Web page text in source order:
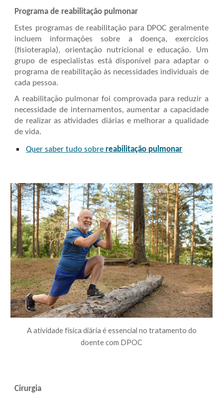
Programa de reabilitação pulmonar
Estes programas de reabilitação para DPOC geralmente
incluem informações sobre a doença, exercícios
(fisioterapia), orientação nutricional e educação. Um
grupo de especialistas está disponível para adaptar o
programa de reabilitação às necessidades individuais de
cada pessoa.
A reabilitação pulmonar foi comprovada para reduzir a
necessidade de internamentos, aumentar a capacidade
de realizar as atividades diárias e melhorar a qualidade
de vida.
Quer saber tudo sobre reabilitação pulmonar
A atividade física diária é essencial no tratamento do
doente com DPOC
Cirurgia